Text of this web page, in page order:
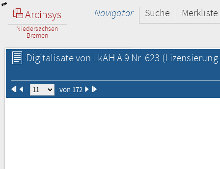
Arcinsys
Niedersachsen
Bremen
Navigator Suche Merkliste
Digitalisate von LkAH A 9 Nr. 623
von 172